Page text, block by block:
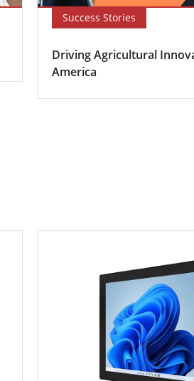
Success Stories
Driving Agricultural
America